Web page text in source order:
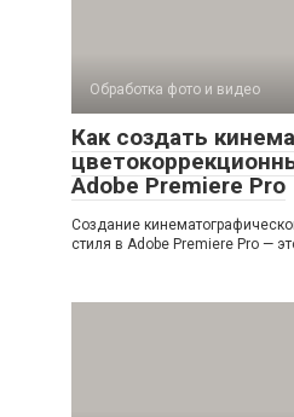
Обработка фото и видео
Как создать
Adobe Premiere Pro
Создание
стиля в Adobe Premiere Pro —